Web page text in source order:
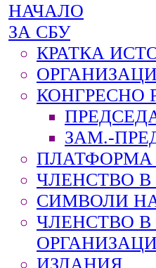
НАЧАЛО
ЗА СБУ
КРАТКА
КОНГРЕСНО
ЗАМ.-
ПЛАТФОРМА
ЧЛЕНСТВО В
СИМВОЛИ
ЧЛЕНСТВО